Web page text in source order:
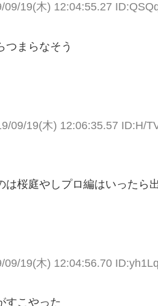
09/19(木) 12:04:55.27
つまらなそう
09/19(木) 12:06:35.57 ID:H/
は桜庭やしプロ編はいったら
09/19(木) 12:04:56.70
すこやった